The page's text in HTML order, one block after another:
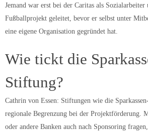
Jemand war erst bei der Caritas als
Fußballprojekt geleitet, bevor er selbst unter
eine eigene Organisation gegründet hat.
Wie tickt die
Stiftung?
Cathrin von Essen: Stiftungen wie die
regionale Begrenzung bei der Projektförderung.
oder andere Banken auch nach Sponsoring